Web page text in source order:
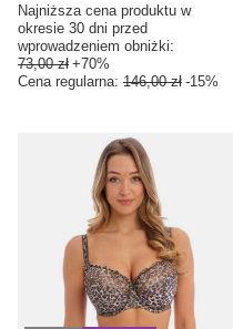
Najniższa cena produktu w
okresie 30 dni przed
wprowadzeniem obniżki:
73,00 zł +70%
Cena regularna: 146,00 zł -15%